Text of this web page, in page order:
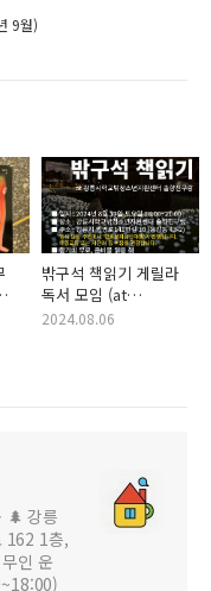
9월)
밖구석 책읽기 게릴라
독서 모임 (at
강릉시학교밖청소년지원
2024.08.06
🌲 강릉
162 1층,
인 운